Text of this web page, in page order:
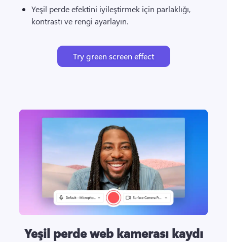
Yeşil perde efektini iyileştirmek için parlaklığı,
kontrastı ve rengi ayarlayın.
Try green screen effect
Yeşil perde web kamerası kaydı